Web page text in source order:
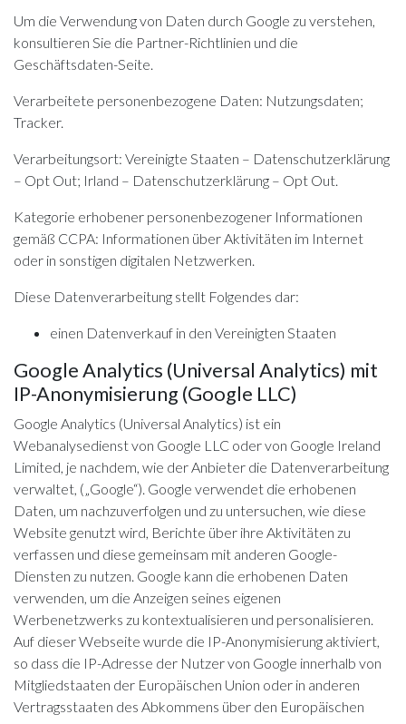
Um die Verwendung von Daten durch Google zu verstehen,
konsultieren Sie die Partner-Richtlinien und die
Geschäftsdaten-Seite.
Verarbeitete personenbezogene Daten: Nutzungsdaten;
Tracker.
Verarbeitungsort: Vereinigte Staaten – Datenschutzerklärung
– Opt Out; Irland – Datenschutzerklärung – Opt Out.
Kategorie erhobener personenbezogener Informationen
gemäß CCPA: Informationen über Aktivitäten im Internet
oder in sonstigen digitalen Netzwerken.
Diese Datenverarbeitung stellt Folgendes dar:
einen Datenverkauf in den Vereinigten Staaten
Google Analytics (Universal Analytics) mit
IP-Anonymisierung (Google LLC)
Google Analytics (Universal Analytics) ist ein
Webanalysedienst von Google LLC oder von Google Ireland
Limited, je nachdem, wie der Anbieter die Datenverarbeitung
verwaltet, („Google“). Google verwendet die erhobenen
Daten, um nachzuverfolgen und zu untersuchen, wie diese
Website genutzt wird, Berichte über ihre Aktivitäten zu
verfassen und diese gemeinsam mit anderen Google-
Diensten zu nutzen. Google kann die erhobenen Daten
verwenden, um die Anzeigen seines eigenen
Werbenetzwerks zu kontextualisieren und personalisieren.
Auf dieser Webseite wurde die IP-Anonymisierung aktiviert,
so dass die IP-Adresse der Nutzer von Google innerhalb von
Mitgliedstaaten der Europäischen Union oder in anderen
Vertragsstaaten des Abkommens über den Europäischen